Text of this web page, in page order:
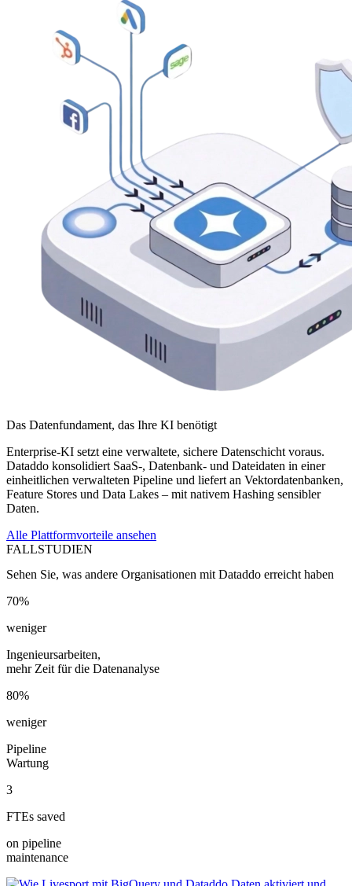
Das Datenfundament, das Ihre KI benötigt
Enterprise-KI setzt eine verwaltete, sichere Datenschicht voraus.
Dataddo konsolidiert SaaS-, Datenbank- und Dateidaten in einer
einheitlichen verwalteten Pipeline und liefert an Vektordatenbanken,
Feature Stores und Data Lakes – mit nativem Hashing sensibler
Daten.
Alle Plattformvorteile ansehen
FALLSTUDIEN
Sehen Sie, was andere Organisationen mit Dataddo erreicht haben
70%
weniger
Ingenieursarbeiten,
mehr Zeit für die Datenanalyse
80%
weniger
Pipeline
Wartung
3
FTEs saved
on pipeline
maintenance